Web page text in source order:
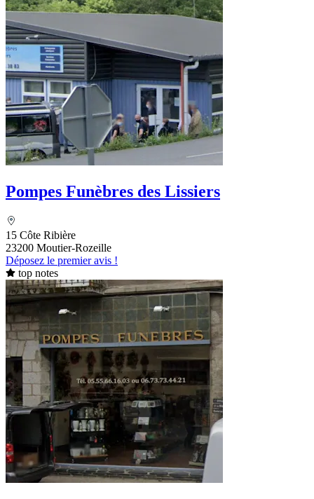
Pompes Funèbres des Lissiers
15 Côte Ribière
23200 Moutier-Rozeille
Déposez le premier avis !
top notes